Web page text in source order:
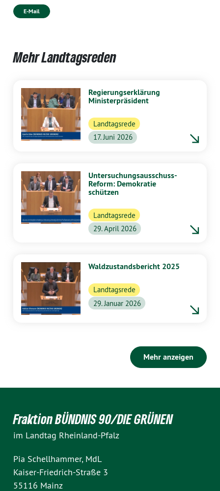
E-Mail
Mehr Landtagsreden
Regierungserklärung
Ministerpräsident
Landtagsrede
17. Juni 2026
Untersuchungsausschuss-
Reform: Demokratie
schützen
Landtagsrede
29. April 2026
Waldzustandsbericht 2025
Landtagsrede
29. Januar 2026
Mehr anzeigen
Fraktion BÜNDNIS 90/DIE GRÜNEN
im Landtag Rheinland-Pfalz
Pia Schellhammer, MdL
Kaiser-Friedrich-Straße 3
55116 Mainz